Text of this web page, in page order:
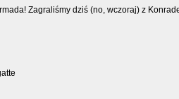
Zagraliśmy dziś (no, wczoraj) z